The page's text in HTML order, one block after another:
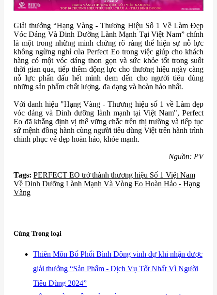
Giải thưởng “Hạng Vàng - Thương Hiệu Số 1 Về Làm Đẹp
Vóc Dáng Và Dinh Dưỡng Lành Mạnh Tại Việt Nam” chính
là một trong những minh chứng rõ ràng thể hiện sự nỗ lực
không ngừng nghỉ của Perfect Eo trong việc giúp cho khách
hàng có một vóc dáng thon gọn và sức khỏe tốt trong suốt
thời gian qua, tiếp thêm động lực cho thương hiệu ngày càng
nỗ lực phấn đấu hết mình đem đến cho người tiêu dùng
những sản phẩm chất lượng, đa dạng và hoàn hảo nhất.
Với danh hiệu "Hạng Vàng - Thương hiệu số 1 về Làm đẹp
vóc dáng và Dinh dưỡng lành mạnh tại Việt Nam", Perfect
Eo đã khẳng định vị thế vững chắc trên thị trường và tiếp tục
sứ mệnh đồng hành cùng người tiêu dùng Việt trên hành trình
chinh phục vẻ đẹp hoàn hảo, khỏe mạnh.
Nguồn: PV
Tags: ​PERFECT EO trở thành thương hiệu Số 1 Việt Nam
Về Dinh Dưỡng Lành Mạnh Và Vòng Eo Hoàn Hảo - Hạng
Vàng
Cùng Trong loại
​Thiên Môn Bổ Phổi Bình Đông vinh dự khi nhận được
giải thưởng “Sản Phẩm - Dịch Vụ Tốt Nhất Vì Người
Tiêu Dùng 2024”